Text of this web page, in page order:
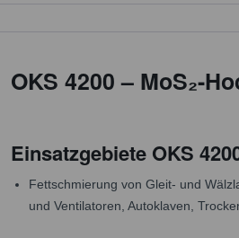
OKS 4200 – MoS₂-
Einsatzgebiete OKS
Fettschmierung von Gleit- und
und Ventilatoren, Autoklaven,